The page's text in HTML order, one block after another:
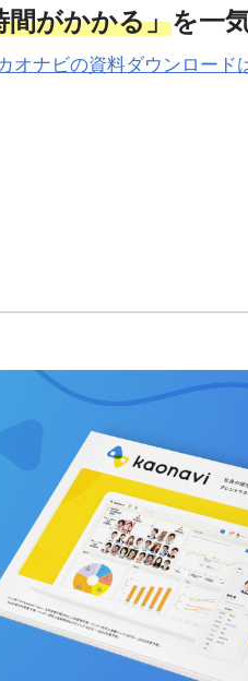
間がかかる」を一
オナビの資料ダウンロード